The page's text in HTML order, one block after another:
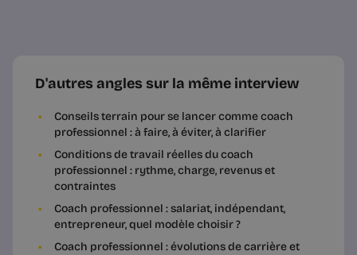
D'autres angles sur la même interview
Conseils terrain pour se lancer comme coach
professionnel : à faire, à éviter, à clarifier
Conditions de travail réelles du coach
professionnel : rythme, charge, revenus et
contraintes
Coach professionnel : salariat, indépendant,
entrepreneur, quel modèle choisir ?
Coach professionnel : évolutions de carrière et